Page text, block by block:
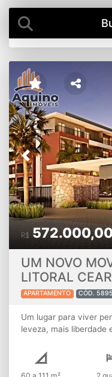
UM NOVO
LITORAL
APARTAMENTO CÓD.
Previous
R$
Um lugar para viver
leveza, mais liberdade
DECIDE APROVEITAR
transformam